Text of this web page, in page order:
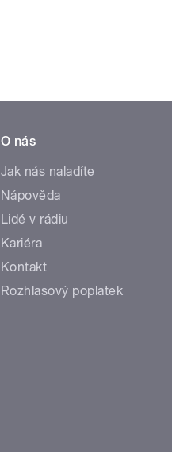
O nás
Jak nás naladíte
Nápověda
Lidé v rádiu
Kariéra
Kontakt
Rozhlasový poplatek